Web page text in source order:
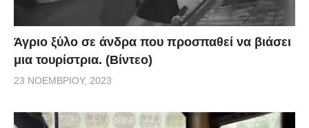
Άγριο ξύλο σε άνδρα που προσπαθεί να βιάσει
μια τουρίστρια. (Βίντεο)
23 ΝΟΕΜΒΡΊΟΥ, 2023